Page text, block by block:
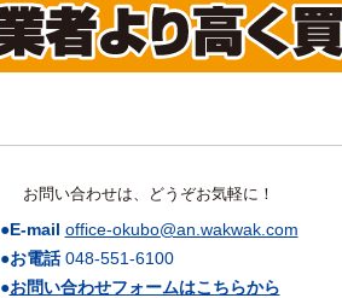
お問い合わせは、どうぞお気軽に！
●E-mail office-okubo@an.wakwak.com
●お電話 048-551-6100
●お問い合わせフォームはこちらから